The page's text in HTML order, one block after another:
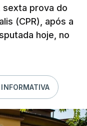
sexta prova do
(CPR), após a
hoje, no